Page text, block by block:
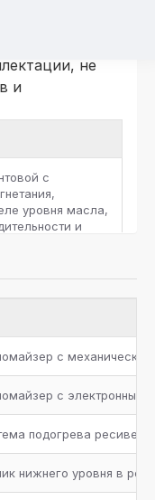
не
и
c
уровня масла,
и
линия с
для
реле
и сброса
с
с электронным
подогрева ресивера
нижнего уровня в